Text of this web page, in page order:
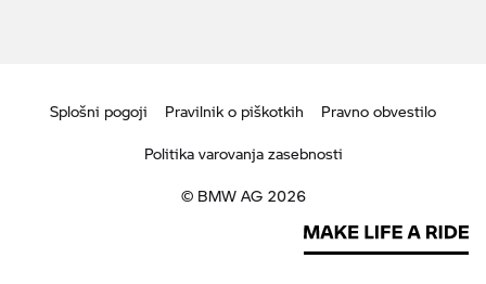
Splošni pogoji Pravilnik o piškotkih
Pravno obvestilo
Politika varovanja zasebnosti
© BMW AG 2026